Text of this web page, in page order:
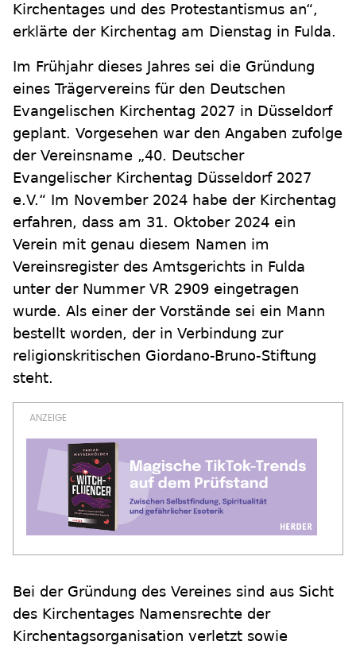
Kirchentages und des Protestantismus an“,
erklärte der Kirchentag am Dienstag in Fulda.
Im Frühjahr dieses Jahres sei die Gründung
eines Trägervereins für den Deutschen
Evangelischen Kirchentag 2027 in Düsseldorf
geplant. Vorgesehen war den Angaben zufolge
der Vereinsname „40. Deutscher
Evangelischer Kirchentag Düsseldorf 2027
e.V.“ Im November 2024 habe der Kirchentag
erfahren, dass am 31. Oktober 2024 ein
Verein mit genau diesem Namen im
Vereinsregister des Amtsgerichts in Fulda
unter der Nummer VR 2909 eingetragen
wurde. Als einer der Vorstände sei ein Mann
bestellt worden, der in Verbindung zur
religionskritischen Giordano-Bruno-Stiftung
steht.
Bei der Gründung des Vereines sind aus Sicht
des Kirchentages Namensrechte der
Kirchentagsorganisation verletzt sowie